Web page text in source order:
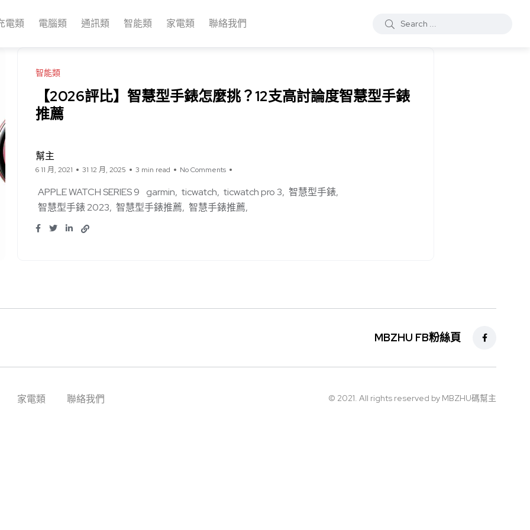
電類 電腦類 通訊類 智能類 家電類 聯絡我們
智能類
【2026評比】智慧型手錶怎麼挑？12支高討論度智慧型手錶
推薦
幫主
6 11 月, 2021 31 12 月, 2025 3 min read No Comments
APPLE WATCH SERIES 9 garmin ticwatch ticwatch pro 3 智慧型手錶
智慧型手錶 2023 智慧型手錶推薦 智慧手錶推薦
MBZHU FB粉絲頁
家電類 聯絡我們 © 2021. All rights reserved by MBZHU碼幫主